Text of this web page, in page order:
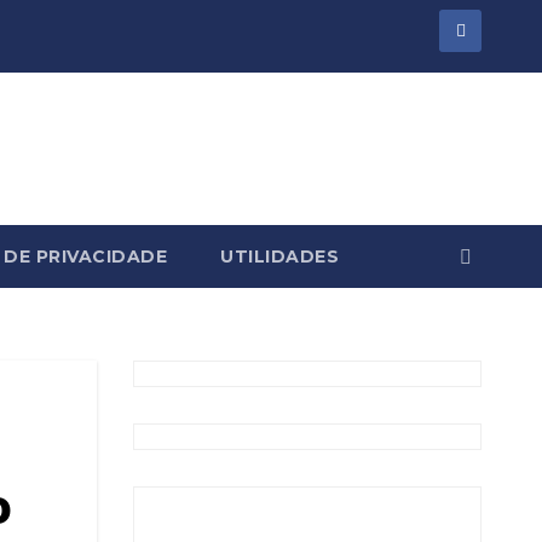
PRIVACIDADE UTILIDADES